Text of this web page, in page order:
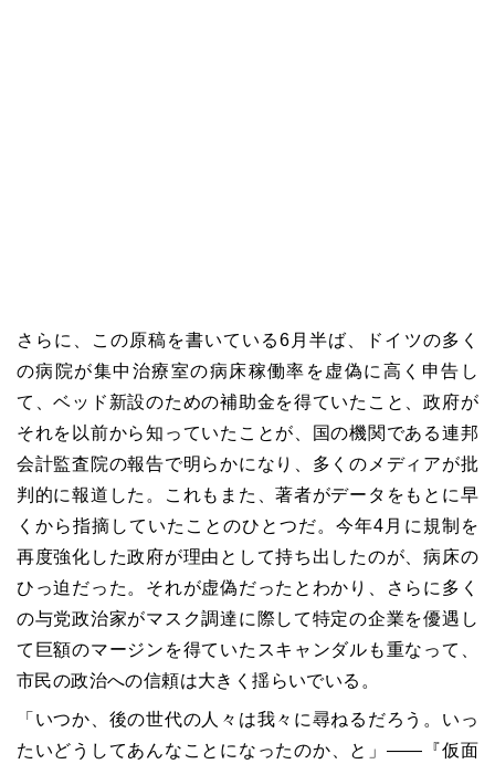
さらに、この原稿を書いている6月半ば、ドイツの多く
の病院が集中治療室の病床稼働率を虚偽に高く申告し
て、ベッド新設のための補助金を得ていたこと、政府が
それを以前から知っていたことが、国の機関である連邦
会計監査院の報告で明らかになり、多くのメディアが批
判的に報道した。これもまた、著者がデータをもとに早
くから指摘していたことのひとつだ。今年4月に規制を
再度強化した政府が理由として持ち出したのが、病床の
ひっ迫だった。それが虚偽だったとわかり、さらに多く
の与党政治家がマスク調達に際して特定の企業を優遇し
て巨額のマージンを得ていたスキャンダルも重なって、
市民の政治への信頼は大きく揺らいでいる。
「いつか、後の世代の人々は我々に尋ねるだろう。いっ
たいどうしてあんなことになったのか、と」――『仮面